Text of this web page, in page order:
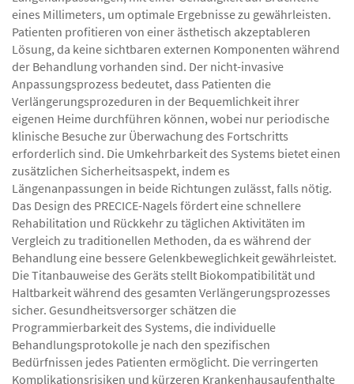
eines Millimeters, um optimale Ergebnisse zu gewährleisten.
Patienten profitieren von einer ästhetisch akzeptableren
Lösung, da keine sichtbaren externen Komponenten während
der Behandlung vorhanden sind. Der nicht-invasive
Anpassungsprozess bedeutet, dass Patienten die
Verlängerungsprozeduren in der Bequemlichkeit ihrer
eigenen Heime durchführen können, wobei nur periodische
klinische Besuche zur Überwachung des Fortschritts
erforderlich sind. Die Umkehrbarkeit des Systems bietet einen
zusätzlichen Sicherheitsaspekt, indem es
Längenanpassungen in beide Richtungen zulässt, falls nötig.
Das Design des PRECICE-Nagels fördert eine schnellere
Rehabilitation und Rückkehr zu täglichen Aktivitäten im
Vergleich zu traditionellen Methoden, da es während der
Behandlung eine bessere Gelenkbeweglichkeit gewährleistet.
Die Titanbauweise des Geräts stellt Biokompatibilität und
Haltbarkeit während des gesamten Verlängerungsprozesses
sicher. Gesundheitsversorger schätzen die
Programmierbarkeit des Systems, die individuelle
Behandlungsprotokolle je nach den spezifischen
Bedürfnissen jedes Patienten ermöglicht. Die verringerten
Komplikationsrisiken und kürzeren Krankenhausaufenthalte